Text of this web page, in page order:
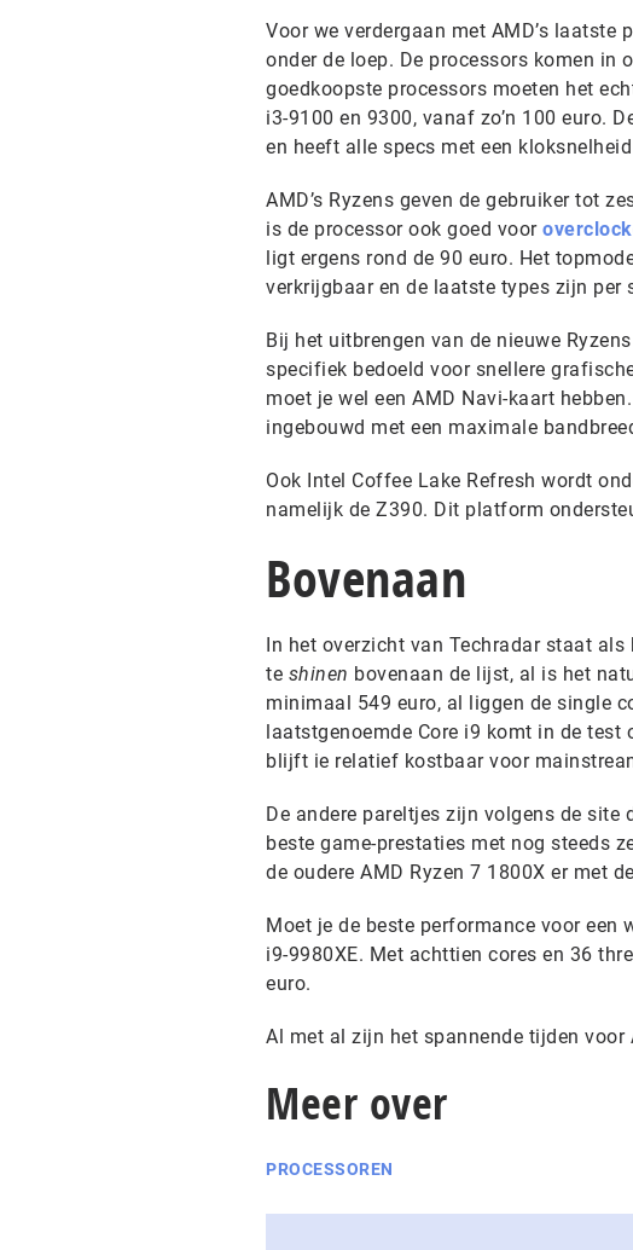
Voor we verdergaan met AMD’s laatste
onder de loep. De processors komen in
goedkoopste processors moeten het
i3-9100 en 9300, vanaf zo’n 100 euro.
en heeft alle specs met een
AMD’s Ryzens geven de gebruiker tot
is de processor ook goed voor
ligt ergens rond de 90 euro. Het
verkrijgbaar en de laatste types zijn per
Bij het uitbrengen van de nieuwe
specifiek bedoeld voor snellere
moet je wel een AMD Navi-kaart
ingebouwd met een maximale
Ook Intel Coffee Lake Refresh wordt
namelijk de Z390. Dit platform
Bovenaan
In het overzicht van Techradar staat als
te shinen bovenaan de lijst, al is het
minimaal 549 euro, al liggen de single
laatstgenoemde Core i9 komt in de test
blijft ie relatief kostbaar voor
De andere pareltjes zijn volgens de site
beste game-prestaties met nog steeds
de oudere AMD Ryzen 7 1800X er met
Moet je de beste performance voor
i9-9980XE. Met achttien cores en 36
euro.
Al met al zijn het spannende tijden
Meer over
PROCESSOREN